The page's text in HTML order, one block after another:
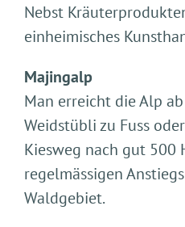
Nebst
einheimisches
Majingalp
Man erreicht die Alp
Weidstübli zu Fuss
Kiesweg nach gut 500
regelmässigen
Waldgebiet.